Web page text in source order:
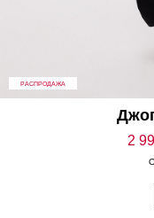
РАСПРОДАЖА
2